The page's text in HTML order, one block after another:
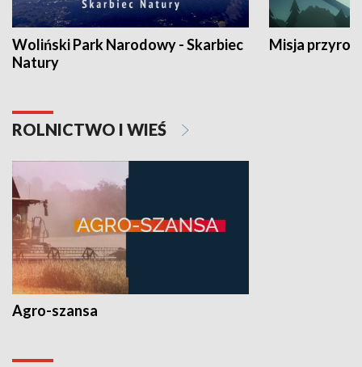
Woliński Park Narodowy - Skarbiec
Natury
Misja
ROLNICTWO I WIEŚ
Agro-szansa